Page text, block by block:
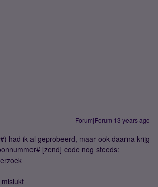
Forum|Forum|13 years ago
had ik al geprobeerd, maar ook daarna krijg
[zend] code nog steeds: